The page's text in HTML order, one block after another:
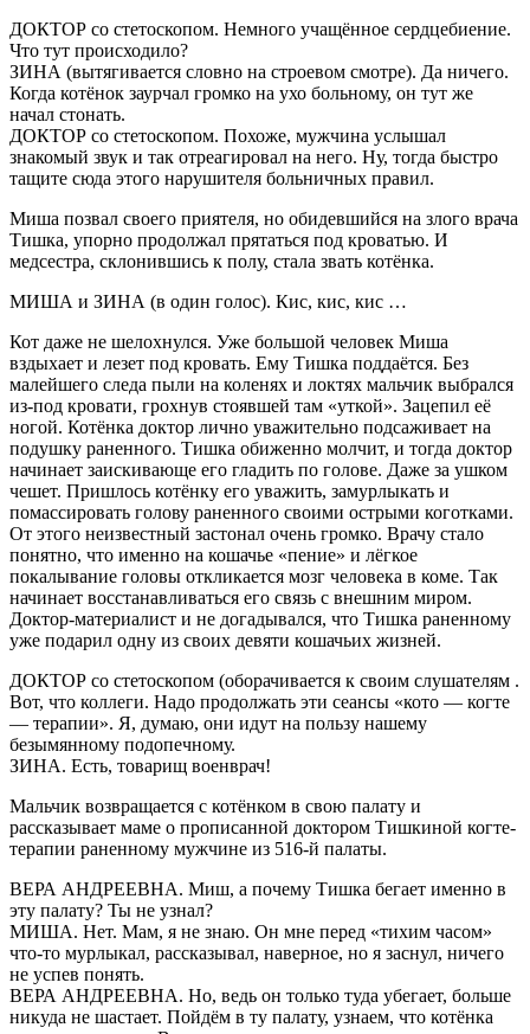
ДОКТОР со стетоскопом. Немного учащённое сердцебиение.
Что тут происходило?
ЗИНА (вытягивается словно на строевом смотре). Да ничего.
Когда котёнок заурчал громко на ухо больному, он тут же
начал стонать.
ДОКТОР со стетоскопом. Похоже, мужчина услышал
знакомый звук и так отреагировал на него. Ну, тогда быстро
тащите сюда этого нарушителя больничных правил.
Миша позвал своего приятеля, но обидевшийся на злого врача
Тишка, упорно продолжал прятаться под кроватью. И
медсестра, склонившись к полу, стала звать котёнка.
МИША и ЗИНА (в один голос). Кис, кис, кис …
Кот даже не шелохнулся. Уже большой человек Миша
вздыхает и лезет под кровать. Ему Тишка поддаётся. Без
малейшего следа пыли на коленях и локтях мальчик выбрался
из-под кровати, грохнув стоявшей там «уткой». Зацепил её
ногой. Котёнка доктор лично уважительно подсаживает на
подушку раненного. Тишка обиженно молчит, и тогда доктор
начинает заискивающе его гладить по голове. Даже за ушком
чешет. Пришлось котёнку его уважить, замурлыкать и
помассировать голову раненного своими острыми коготками.
От этого неизвестный застонал очень громко. Врачу стало
понятно, что именно на кошачье «пение» и лёгкое
покалывание головы откликается мозг человека в коме. Так
начинает восстанавливаться его связь с внешним миром.
Доктор-материалист и не догадывался, что Тишка раненному
уже подарил одну из своих девяти кошачьих жизней.
ДОКТОР со стетоскопом (оборачивается к своим слушателям .
Вот, что коллеги. Надо продолжать эти сеансы «кото — когте
— терапии». Я, думаю, они идут на пользу нашему
безымянному подопечному.
ЗИНА. Есть, товарищ военврач!
Мальчик возвращается с котёнком в свою палату и
рассказывает маме о прописанной доктором Тишкиной когте-
терапии раненному мужчине из 516-й палаты.
ВЕРА АНДРЕЕВНА. Миш, а почему Тишка бегает именно в
эту палату? Ты не узнал?
МИША. Нет. Мам, я не знаю. Он мне перед «тихим часом»
что-то мурлыкал, рассказывал, наверное, но я заснул, ничего
не успев понять.
ВЕРА АНДРЕЕВНА. Но, ведь он только туда убегает, больше
никуда не шастает. Пойдём в ту палату, узнаем, что котёнка